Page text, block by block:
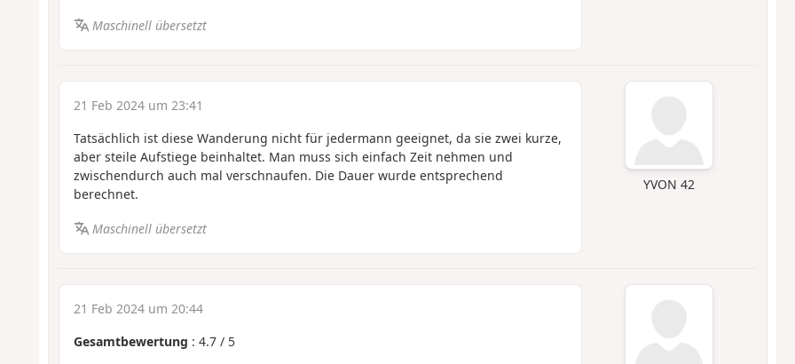
Maschinell übersetzt
YVON 42
21 Feb 2024 um 23:41
Tatsächlich ist diese Wanderung nicht für jedermann geeignet, da sie zwei kurze,
aber steile Aufstiege beinhaltet. Man muss sich einfach Zeit nehmen und
zwischendurch auch mal verschnaufen. Die Dauer wurde entsprechend
berechnet.
Maschinell übersetzt
21 Feb 2024 um 20:44
Gesamtbewertung : 4.7/ 5